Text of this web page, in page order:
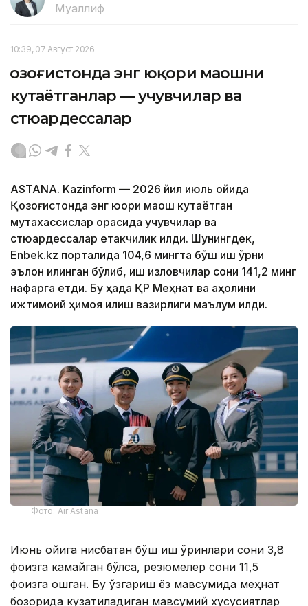
Муаллиф
10:39, 07 Август 2026
Қозоғистонда энг юқори маошни
кутаётганлар — учувчилар ва
стюардессалар
ASTANA. Kazinform — 2026 йил июль ойида
Қозоғистонда энг юқори маош кутаётган
мутахассислар орасида учувчилар ва
стюардессалар етакчилик қилди. Шунингдек,
Enbek.kz порталида 104,6 мингта бўш иш ўрни
эълон қилинган бўлиб, иш изловчилар сони 141,2 минг
нафарга етди. Бу ҳақда ҚР Меҳнат ва аҳолини
ижтимоий ҳимоя қилиш вазирлиги маълум қилди.
Фото: Air Astana
Июнь ойига нисбатан бўш иш ўринлари сони 3,8
фоизга камайган бўлса, резюмелер сони 11,5
фоизга ошган. Бу ўзгариш ёз мавсумида меҳнат
бозорида кузатиладиган мавсумий хусусиятлар